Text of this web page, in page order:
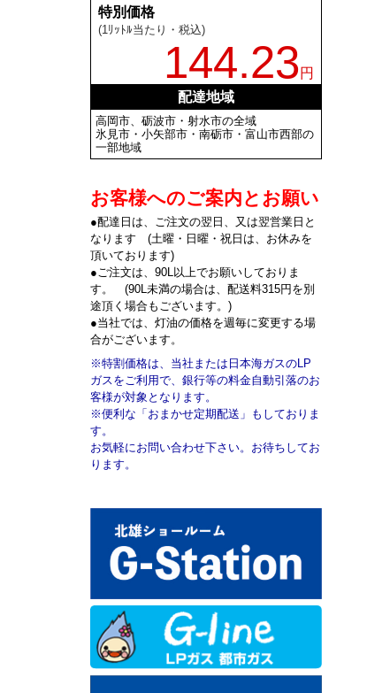
特別価格
(1ﾘｯﾄﾙ当たり・税込)
144.23円
配達地域
高岡市、砺波市・射水市の全域
氷見市・小矢部市・南砺市・富山市西部の
一部地域
お客様へのご案内とお願い
●配達日は、ご注文の翌日、又は翌営業日と
なります (土曜・日曜・祝日は、お休みを
頂いております)
●ご注文は、90L以上でお願いしておりま
す。 (90L未満の場合は、配送料315円を別
途頂く場合もございます。)
●当社では、灯油の価格を週毎に変更する場
合がございます。
※特割価格は、当社または日本海ガスのLP
ガスをご利用で、銀行等の料金自動引落のお
客様が対象となります。
※便利な「おまかせ定期配送」もしておりま
す。
お気軽にお問い合わせ下さい。お待ちしてお
ります。